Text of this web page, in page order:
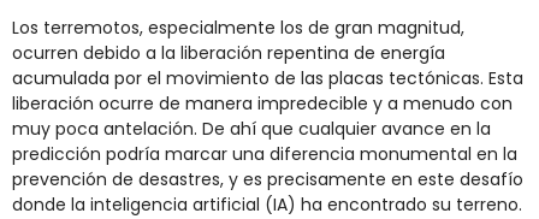
Los terremotos, especialmente los de gran magnitud,
ocurren debido a la liberación repentina de energía
acumulada por el movimiento de las placas tectónicas. Esta
liberación ocurre de manera impredecible y a menudo con
muy poca antelación. De ahí que cualquier avance en la
predicción podría marcar una diferencia monumental en la
prevención de desastres, y es precisamente en este desafío
donde la inteligencia artificial (IA) ha encontrado su terreno.